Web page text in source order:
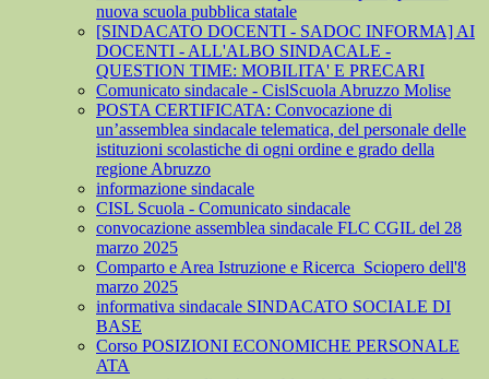
nuova scuola pubblica statale
[SINDACATO DOCENTI - SADOC INFORMA] AI
DOCENTI - ALL'ALBO SINDACALE -
QUESTION TIME: MOBILITA' E PRECARI
Comunicato sindacale - CislScuola Abruzzo Molise
POSTA CERTIFICATA: Convocazione di
un’assemblea sindacale telematica, del personale delle
istituzioni scolastiche di ogni ordine e grado della
regione Abruzzo
informazione sindacale
CISL Scuola - Comunicato sindacale
convocazione assemblea sindacale FLC CGIL del 28
marzo 2025
Comparto e Area Istruzione e Ricerca_Sciopero dell'8
marzo 2025
informativa sindacale SINDACATO SOCIALE DI
BASE
Corso POSIZIONI ECONOMICHE PERSONALE
ATA